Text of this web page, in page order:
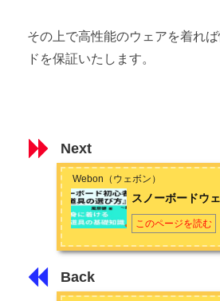
その上で高性能のウェアを着れ
ドを保証いたします。
Next
Webon（ウェボン）
スノーボードウ
このページを読む
Back